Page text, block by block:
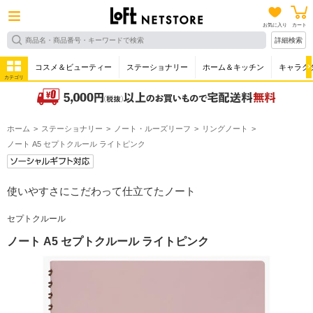
お気に入り カート
詳細検索
カテゴリ
コスメ＆ビューティー ステーショナリー ホーム＆キッチン キャラク
ホーム ステーショナリー ノート・ルーズリーフ
リングノート
ノート A5 セプトクルール ライトピンク
使いやすさにこだわって仕立てたノート
セプトクルール
ノート A5 セプトクルール ライトピンク